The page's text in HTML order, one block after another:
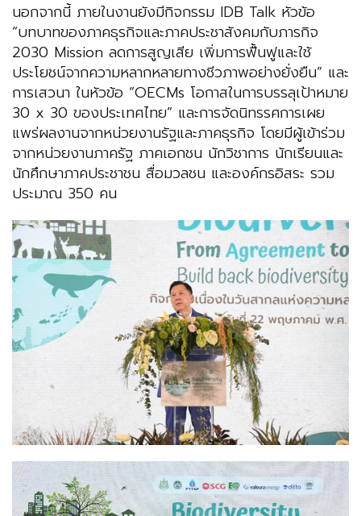
นอกจากนี้ ภายในงานยังมีกิจกรรม IDB Talk หัวข้อ
“บทบาทของภาคธุรกิจและภาคประชาสังคมกับภารกิจ
2030 Mission ลดการสูญเสีย เพิ่มการฟื้นฟูและใช้
ประโยชน์จากความหลากหลายทางชีวภาพอย่างยั่งยืน” และ
การเสวนา ในหัวข้อ “OECMs โอกาสในการบรรลุเป้าหมาย
30 x 30 ของประเทศไทย” และการจัดนิทรรศการเผย
แพร่ผลงานจากหน่วยงานรัฐและภาคธุรกิจ โดยมีผู้เข้าร่วม
จากหน่วยงานภาครัฐ ภาคเอกชน นักวิชาการ นักเรียนและ
นักศึกษาภาคประชาชน สื่อมวลชน และองค์กรอิสระ รวม
ประมาณ 350 คน